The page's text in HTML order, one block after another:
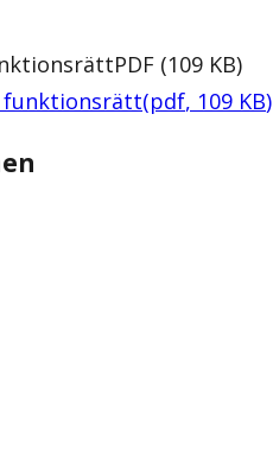
PDF (109 KB)
funktionsrätt(pdf, 109 KB)